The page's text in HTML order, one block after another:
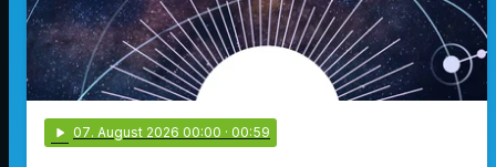
play_arrow 07. August 2026 00:00 · 00:59